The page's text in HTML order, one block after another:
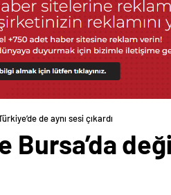
de aynı sesi çıkardı